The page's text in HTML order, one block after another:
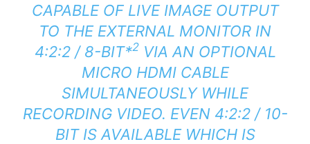
CAPABLE OF LIVE IMAGE OUTPUT
TO THE EXTERNAL MONITOR IN
4:2:2 / 8-BIT*2VIA AN OPTIONAL
MICRO HDMI CABLE
SIMULTANEOUSLY WHILE
RECORDING VIDEO. EVEN 4:2:2 / 10-
BIT IS AVAILABLE WHICH IS